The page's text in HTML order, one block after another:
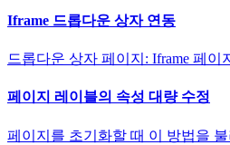
Iframe 드롭다운 상자 연동
드롭다운 상자 페이지: Iframe 페이
페이지 레이블의 속성 대량 수정
페이지를 초기화할 때 이 방법을